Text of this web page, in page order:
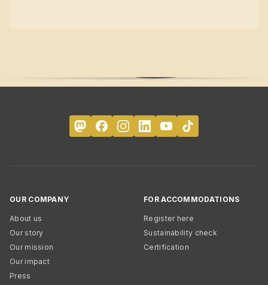
OUR COMPANY
About us
Our story
Our mission
Our impact
Press
FOR ACCOMMODATIONS
Register here
Sustainability check
Certification